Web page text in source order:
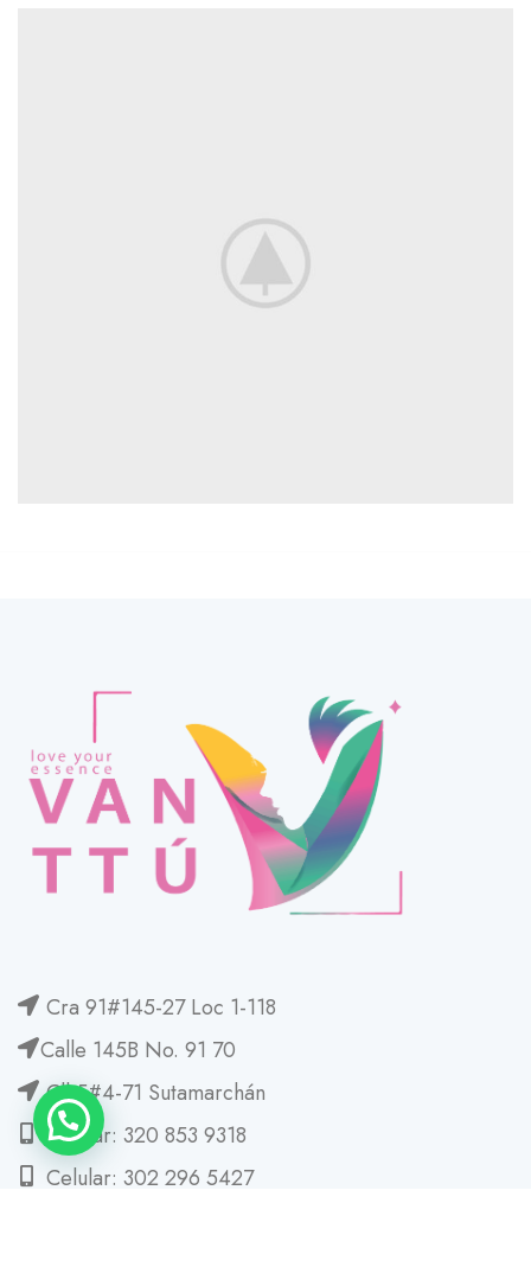
Cra 91#145-27 Loc 1-118
Calle 145B No. 91 70
Cll 5#4-71 Sutamarchán
Celular: 320 853 9318
Celular: 302 296 5427